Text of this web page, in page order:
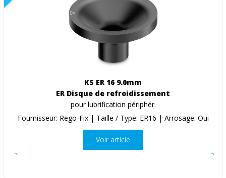
KS ER 16 9.0mm
ER Disque de refroidissement
pour lubrification périphér.
Fournisseur: Rego-Fix | Taille / Type: ER16 | Arrosage: Oui
Voir article